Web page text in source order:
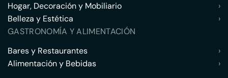
Hogar, Decoración y Mobiliario
›
Belleza y Estética
›
GASTRONOMÍA Y ALIMENTACIÓN
Bares y Restaurantes
›
Alimentación y Bebidas
›